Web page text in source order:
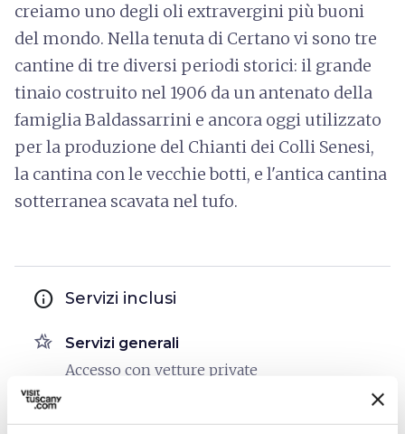
creiamo uno degli oli extravergini più buoni
del mondo. Nella tenuta di Certano vi sono tre
cantine di tre diversi periodi storici: il grande
tinaio costruito nel 1906 da un antenato della
famiglia Baldassarrini e ancora oggi utilizzato
per la produzione del Chianti dei Colli Senesi,
la cantina con le vecchie botti, e l'antica cantina
sotterranea scavata nel tufo.
info Servizi inclusi
hotel_class Servizi generali
Accesso con vetture private
Edificio storico